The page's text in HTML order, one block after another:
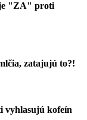
"ZA" proti
zatajujú to?!
vyhlasujú kofeín